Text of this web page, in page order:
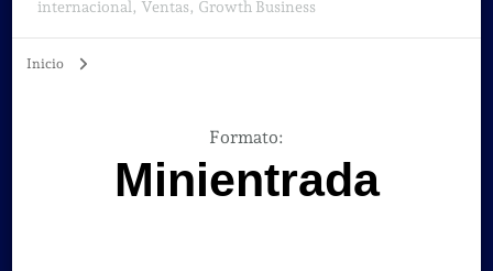
internacional, Ventas, Growth Business
Inicio
Formato:
Minientrada